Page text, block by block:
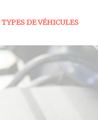
TYPES DE VÉHICULES